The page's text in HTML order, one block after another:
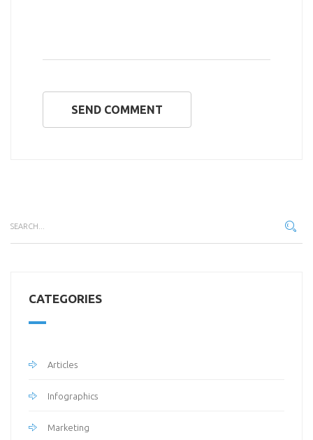
SEND COMMENT
CATEGORIES
Articles
Infographics
Marketing